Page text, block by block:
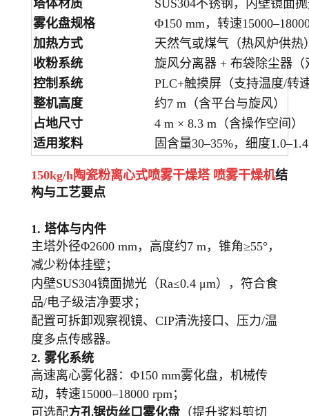
塔体材质
SUS304不锈钢，内壁镜面
雾化盘规格
Φ150 mm，转速
加热方式
天然气或煤气（热风炉供热
收粉系统
旋风分离器 + 布袋除尘器（
控制系统
PLC+触摸屏（支持温度/转
整机高度
约7 m（含平台与旋风）
占地尺寸
4 m × 8.3 m（含操作空间）
适用浆料
固含量30–35%，细度
150kg/h陶瓷粉离心式喷雾干燥塔 喷雾干燥机结
构与工艺要点
1. 塔体与内件
主塔外径Φ2600 mm，高度约7 m，锥角≥55°，
减少粉体挂壁；
内壁SUS304镜面抛光（Ra≤0.4 μm），符合食
品/电子级洁净要求；
配置可拆卸观察视镜、CIP清洗接口、压力/温
度多点传感器。
2. 雾化系统
高速离心雾化器：Φ150 mm雾化盘，机械传
动，转速15000–18000 rpm；
可选配方孔锯齿丝口雾化盘 （提升浆料剪切